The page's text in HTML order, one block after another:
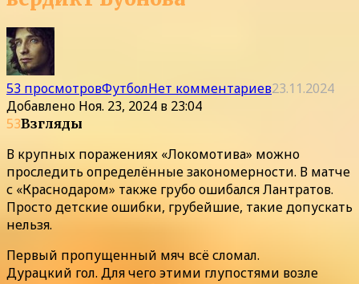
53 просмотровФутболНет комментариев23.11.2024
Добавлено Ноя. 23, 2024 в 23:04
53Взгляды
В крупных поражениях «Локомотива» можно
проследить определённые закономерности. В матче
с «Краснодаром» также грубо ошибался Лантратов.
Просто детские ошибки, грубейшие, такие допускать
нельзя.
Первый пропущенный мяч всё сломал.
Дурацкий гол. Для чего этими глупостями возле